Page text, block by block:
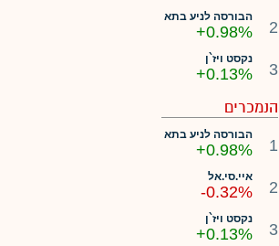
2
הבורסה לניע בתא
+0.98%
3
נקסט ויז`ן
+0.13%
הנמכרים
1
הבורסה לניע בתא
+0.98%
2
איי.סי.אל
-0.32%
3
נקסט ויז`ן
+0.13%